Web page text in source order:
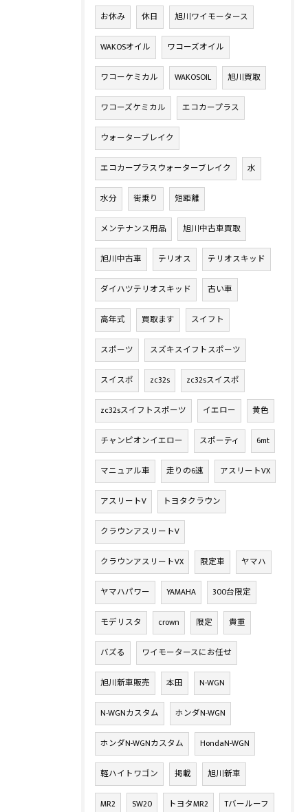
お休み 休日 旭川ワイモータース
WAKOSオイル ワコーズオイル
ワコーケミカル WAKOSOIL 旭川買取
ワコーズケミカル エコカープラス
ウォーターブレイク
エコカープラスウォーターブレイク 水
水分 街乗り 短距離
メンテナンス用品 旭川中古車買取
旭川中古車 テリオス テリオスキッド
ダイハツテリオスキッド 古い車
高年式 買取ます スイフト
スポーツ スズキスイフトスポーツ
スイスポ zc32s zc32sスイスポ
zc32sスイフトスポーツ イエロー 黄色
チャンピオンイエロー スポーティ 6mt
マニュアル車 走りの6速 アスリートVX
アスリートV トヨタクラウン
クラウンアスリートV
クラウンアスリートVX 限定車 ヤマハ
ヤマハパワー YAMAHA 300台限定
モデリスタ crown 限定 貴重
バズる ワイモータースにお任せ
旭川新車販売 本田 N-WGN
N-WGNカスタム ホンダN-WGN
ホンダN-WGNカスタム HondaN-WGN
軽ハイトワゴン 掲載 旭川新車
MR2 SW20 トヨタMR2 Tバールーフ